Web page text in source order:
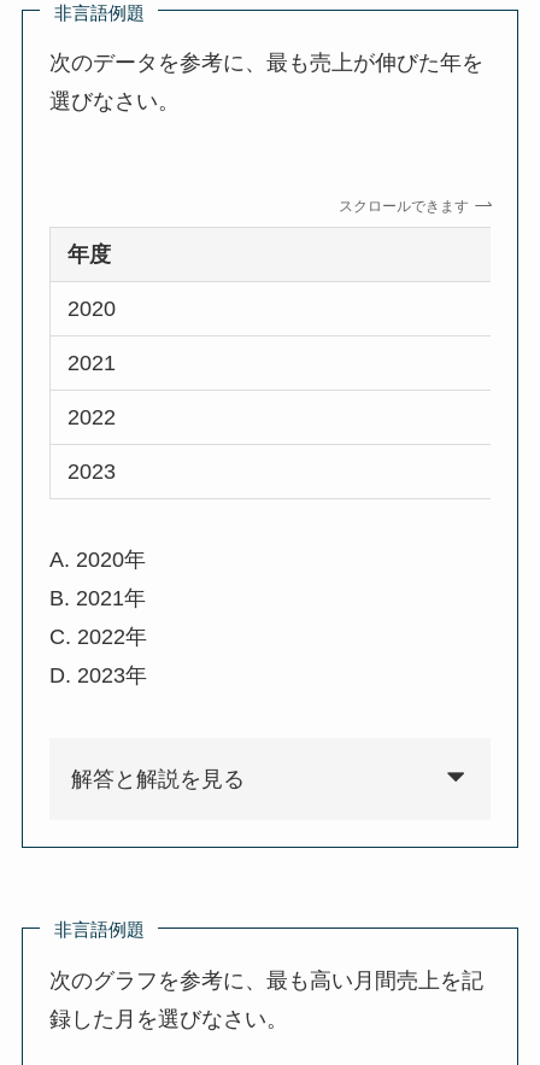
非言語例題
次のデータを参考に、最も売上が伸びた年を
選びなさい。
スクロールできます
年度
2020
2021
2022
2023
A. 2020年
B. 2021年
C. 2022年
D. 2023年
解答と解説を見る
非言語例題
次のグラフを参考に、最も高い月間売上を記
録した月を選びなさい。